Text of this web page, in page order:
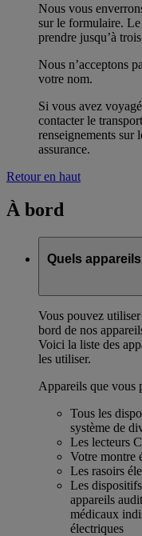
Nous vous
sur le formulaire.
prendre jusqu’à
Nous n’acceptons
votre nom.
Si vous avez
contacter le
renseignements sur
assurance.
Retour en haut
À bord
Quels
Vous pouvez
bord de nos
Voici la liste des
les utiliser.
Appareils que vous
Tous les
système de
Les lecteurs
Votre montre
Les rasoirs
Les
appareils
médicaux
électriques